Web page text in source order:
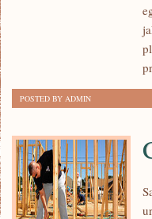
POSTED BY ADMIN